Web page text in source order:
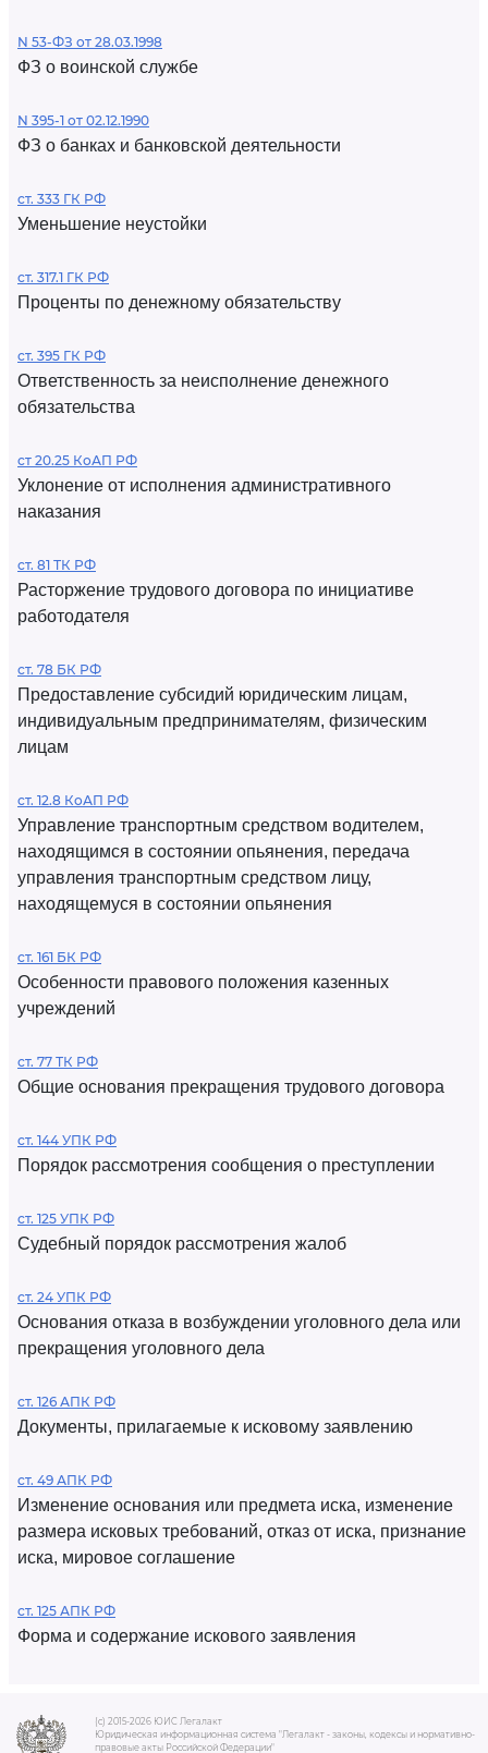
N 53-ФЗ от 28.03.1998
ФЗ о воинской службе
N 395-1 от 02.12.1990
ФЗ о банках и банковской деятельности
ст. 333 ГК РФ
Уменьшение неустойки
ст. 317.1 ГК РФ
Проценты по денежному обязательству
ст. 395 ГК РФ
Ответственность за неисполнение денежного
обязательства
ст 20.25 КоАП РФ
Уклонение от исполнения административного
наказания
ст. 81 ТК РФ
Расторжение трудового договора по инициативе
работодателя
ст. 78 БК РФ
Предоставление субсидий юридическим лицам,
индивидуальным предпринимателям, физическим
лицам
ст. 12.8 КоАП РФ
Управление транспортным средством водителем,
находящимся в состоянии опьянения, передача
управления транспортным средством лицу,
находящемуся в состоянии опьянения
ст. 161 БК РФ
Особенности правового положения казенных
учреждений
ст. 77 ТК РФ
Общие основания прекращения трудового договора
ст. 144 УПК РФ
Порядок рассмотрения сообщения о преступлении
ст. 125 УПК РФ
Судебный порядок рассмотрения жалоб
ст. 24 УПК РФ
Основания отказа в возбуждении уголовного дела или
прекращения уголовного дела
ст. 126 АПК РФ
Документы, прилагаемые к исковому заявлению
ст. 49 АПК РФ
Изменение основания или предмета иска, изменение
размера исковых требований, отказ от иска, признание
иска, мировое соглашение
ст. 125 АПК РФ
Форма и содержание искового заявления
(c) 2015-2026 ЮИС Легалакт
Юридическая информационная система "Легалакт - законы, кодексы и нормативно-
правовые акты Российской Федерации"